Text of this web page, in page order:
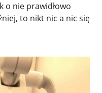
o nie prawidłowo
to nikt nic a nic się